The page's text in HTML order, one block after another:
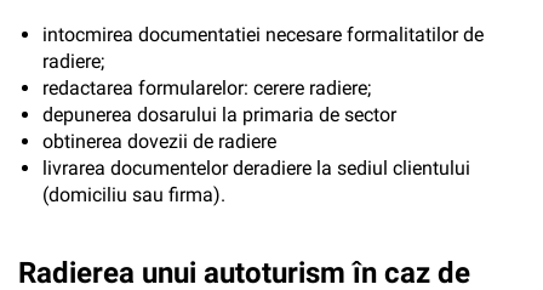
intocmirea documentatiei necesare formalitatilor de
radiere;
redactarea formularelor: cerere radiere;
depunerea dosarului la primaria de sector
obtinerea dovezii de radiere
livrarea documentelor deradiere la sediul clientului
(domiciliu sau firma).
Radierea unui autoturism în caz de